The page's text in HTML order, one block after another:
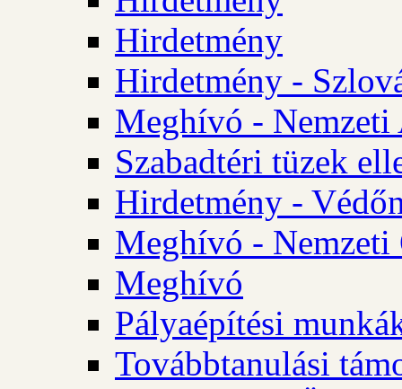
Hirdetmény
Hirdetmény -
Meghívó - Nemzeti
Szabadtéri tüzek
Hirdetmény -
Meghívó - Nemzeti
Meghívó
Pályaépítési
Továbbtanulási